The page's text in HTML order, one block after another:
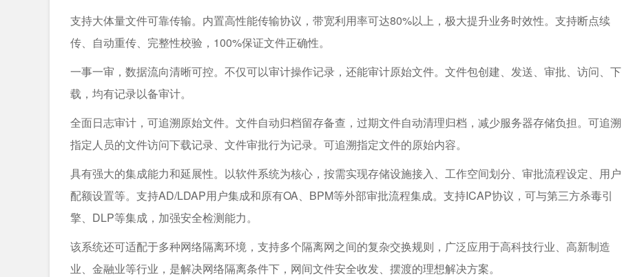
支持大体量文件可靠传输。内置高性能传输协议，带宽利用率可达80%以上，极大提升业务时效性。支持断点续
传、自动重传、完整性校验，100%保证文件正确性。
一事一审，数据流向清晰可控。不仅可以审计操作记录，还能审计原始文件。文件包创建、发送、审批、访问、下
载，均有记录以备审计。
全面日志审计，可追溯原始文件。文件自动归档留存备查，过期文件自动清理归档，减少服务器存储负担。可追溯
指定人员的文件访问下载记录、文件审批行为记录。可追溯指定文件的原始内容。
具有强大的集成能力和延展性。以软件系统为核心，按需实现存储设施接入、工作空间划分、审批流程设定、用户
配额设置等。支持AD/LDAP用户集成和原有OA、BPM等外部审批流程集成。支持ICAP协议，可与第三方杀毒引
擎、DLP等集成，加强安全检测能力。
该系统还可适配于多种网络隔离环境，支持多个隔离网之间的复杂交换规则，广泛应用于高科技行业、高新制造
业、金融业等行业，是解决网络隔离条件下，网间文件安全收发、摆渡的理想解决方案。